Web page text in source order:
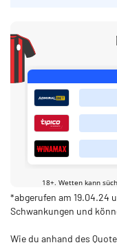
*abgerufen am 19.04.24
Schwankungen und
Wie du anhand des